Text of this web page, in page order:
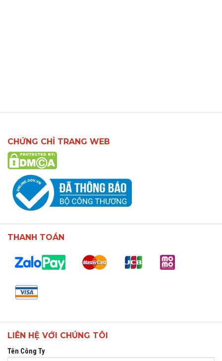
CHỨNG CHỈ TRANG WEB
THANH TOÁN
LIÊN HỆ VỚI CHÚNG TÔI
Tên Công Ty